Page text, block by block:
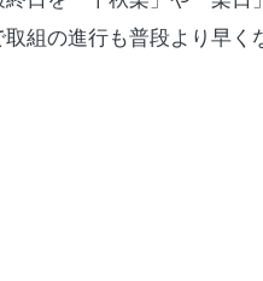
組の進行も普段より早く